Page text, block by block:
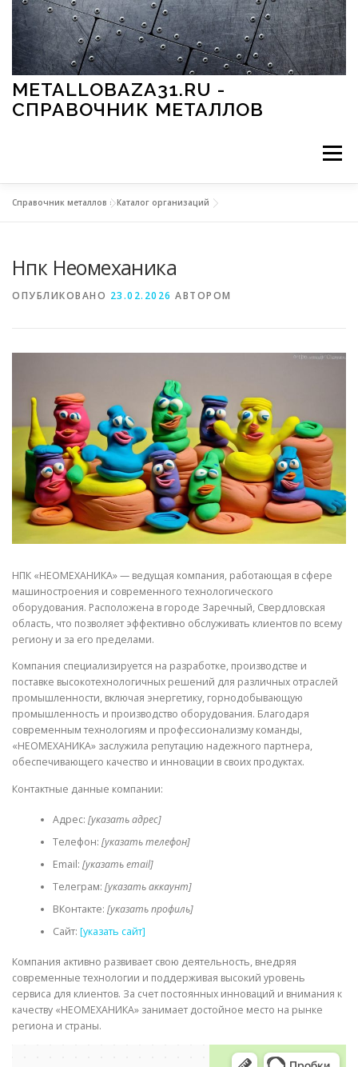
Перейти к содержимому
METALLOBAZA31.RU -
СПРАВОЧНИК МЕТАЛЛОВ
Меню
МЕТАЛЛЫ И ОКРУЖАЮЩАЯ СРЕДА
СВОЙСТВА МЕТАЛЛОВ СОРТА МЕТАЛЛОВ
СТАТЬИ
Справочник металлов »Каталог организаций
Нпк Неомеханика
ОПУБЛИКОВАНО 23.02.2026 АВТОРОМ
НПК «НЕОМЕХАНИКА» — ведущая компания, работающая в сфере
машиностроения и современного технологического
оборудования. Расположена в городе Заречный, Свердловская
область, что позволяет эффективно обслуживать клиентов по всему
региону и за его пределами.
Компания специализируется на разработке, производстве и
поставке высокотехнологичных решений для различных отраслей
промышленности, включая энергетику, горнодобывающую
промышленность и производство оборудования. Благодаря
современным технологиям и профессионализму команды,
«НЕОМЕХАНИКА» заслужила репутацию надежного партнера,
обеспечивающего качество и инновации в своих продуктах.
Контактные данные компании:
Адрес: [указать адрес]
Телефон: [указать телефон]
Email: [указать email]
Телеграм: [указать аккаунт]
ВКонтакте: [указать профиль]
Сайт: [указать сайт]
Компания активно развивает свою деятельность, внедряя
современные технологии и поддерживая высокий уровень
сервиса для клиентов. За счет постоянных инноваций и внимания к
качеству «НЕОМЕХАНИКА» занимает достойное место на рынке
региона и страны.